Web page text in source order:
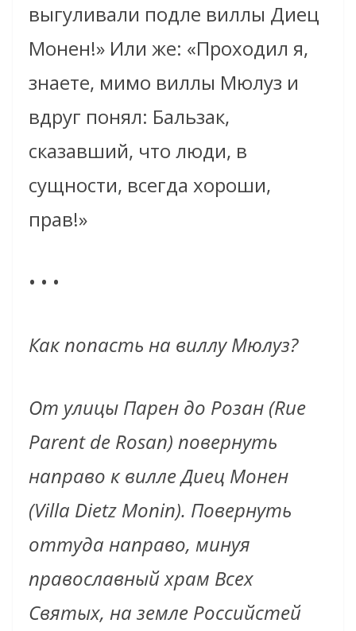
выгуливали подле виллы Диец
Монен!» Или же: «Проходил я,
знаете, мимо виллы Мюлуз и
вдруг понял: Бальзак,
сказавший, что люди, в
сущности, всегда хороши,
прав!»
• • •
Как попасть на виллу Мюлуз?
От улицы Парен до Розан (Rue
Parent de Rosan) повернуть
направо к вилле Диец Монен
(Villa Dietz Monin). Повернуть
оттуда направо, минуя
православный храм Всех
Святых, на земле Российстей